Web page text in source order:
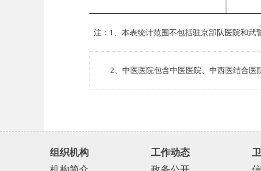
注：1、本表统计范围不包括驻京部队医院和武
2、中医医院包含中医医院、中西医结合医
组织机构
工作动态